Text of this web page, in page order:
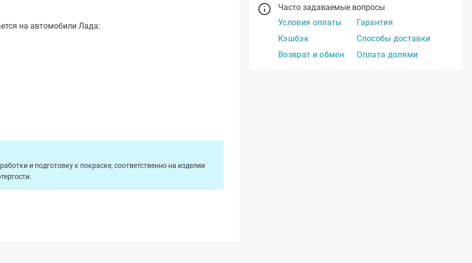
Часто задаваемые вопросы
Условия оплаты
Гарантия
Кэшбэк
Способы доставки
Возврат и обмен
Оплата долями
на автомобили Лада:
и подготовку к покраске, соответственно на изделии